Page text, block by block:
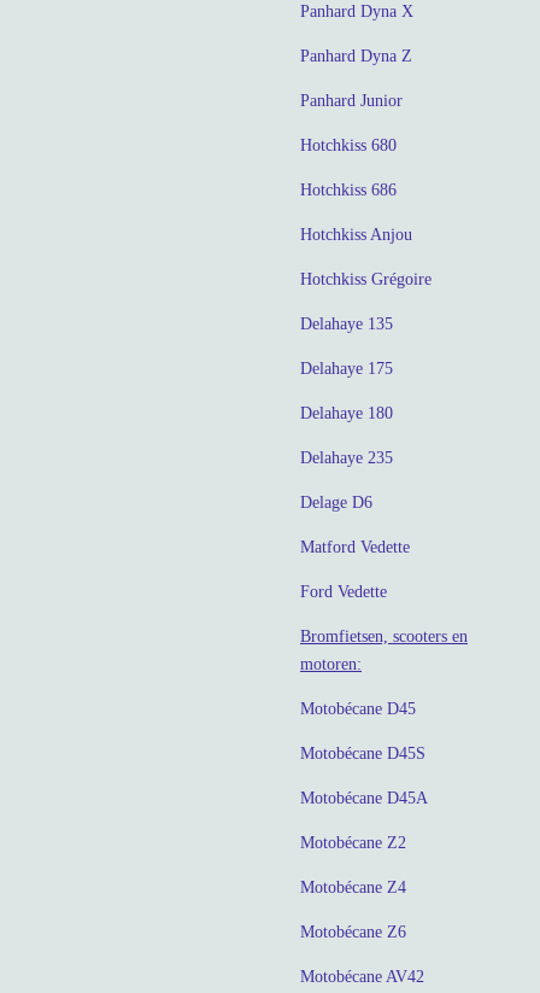
Panhard Dyna X
Panhard Dyna Z
Panhard Junior
Hotchkiss 680
Hotchkiss 686
Hotchkiss Anjou
Hotchkiss Grégoire
Delahaye 135
Delahaye 175
Delahaye 180
Delahaye 235
Delage D6
Matford Vedette
Ford Vedette
Bromfietsen, scooters en
motoren:
Motobécane D45
Motobécane D45S
Motobécane D45A
Motobécane Z2
Motobécane Z4
Motobécane Z6
Motobécane AV42